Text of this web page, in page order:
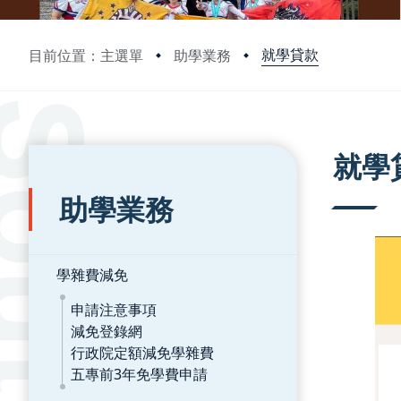
目前位置：主選單 助學業務 就學貸款
:::
助學業務
學雜費減免
申請注意事項
減免登錄網
行政院定額減免學雜費
五專前3年免學費申請
就學